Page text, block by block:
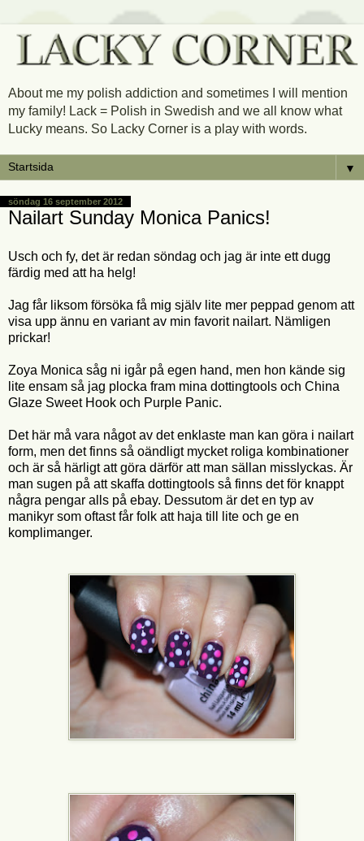
About me my polish addiction and sometimes I will mention
my family! Lack = Polish in Swedish and we all know what
Lucky means. So Lacky Corner is a play with words.
▼
söndag 16 september 2012
Nailart Sunday Monica Panics!
Usch och fy, det är redan söndag och jag är inte ett dugg
färdig med att ha helg!
Jag får liksom försöka få mig själv lite mer peppad genom att
visa upp ännu en variant av min favorit nailart. Nämligen
prickar!
Zoya Monica såg ni igår på egen hand, men hon kände sig
lite ensam så jag plocka fram mina dottingtools och China
Glaze Sweet Hook och Purple Panic.
Det här må vara något av det enklaste man kan göra i nailart
form, men det finns så oändligt mycket roliga kombinationer
och är så härligt att göra därför att man sällan misslyckas. Är
man sugen på att skaffa dottingtools så finns det för knappt
några pengar alls på ebay. Dessutom är det en typ av
manikyr som oftast får folk att haja till lite och ge en
komplimanger.